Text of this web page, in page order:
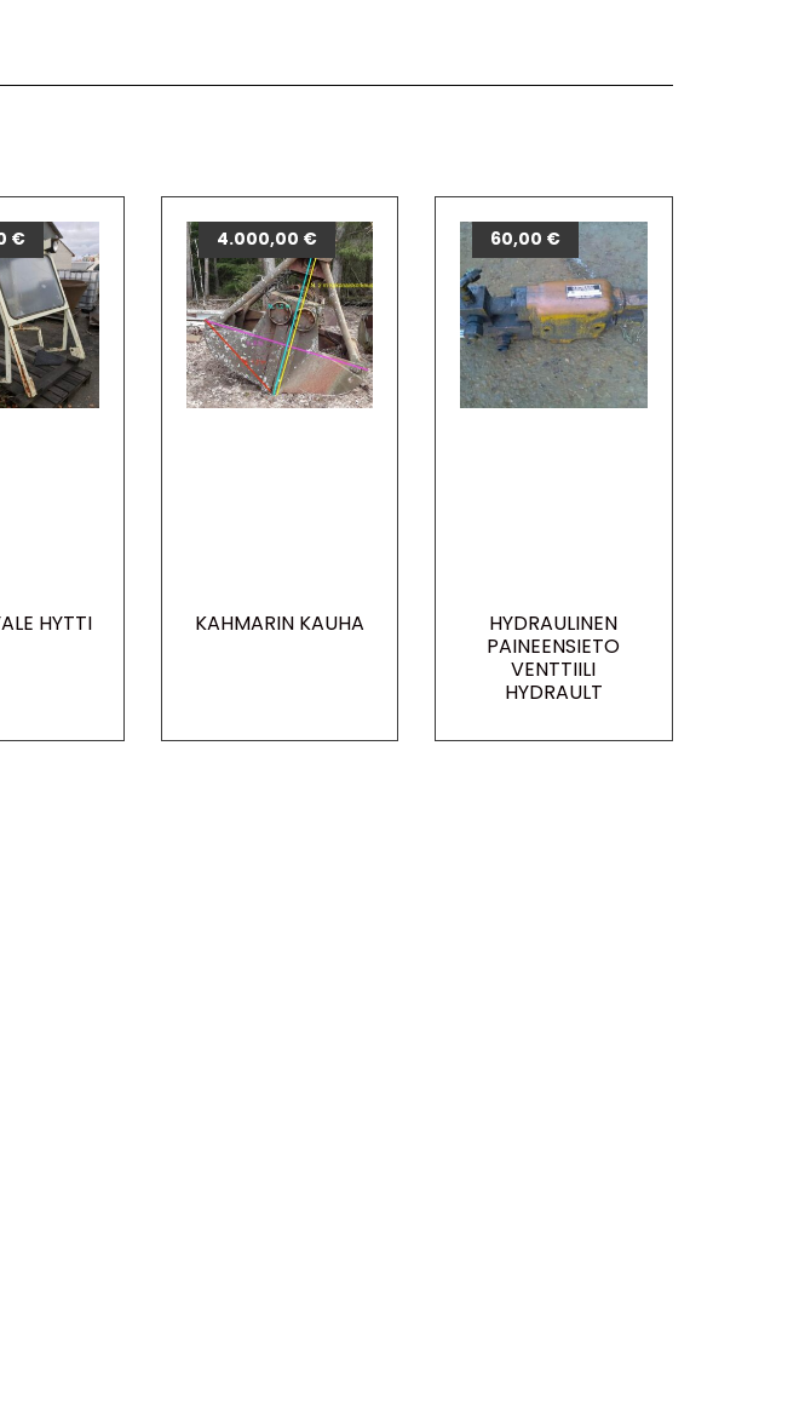
HYTTI
€
KAHMARIN KAUHA
4.000,00 €
HYDRAULINEN
PAINEENSIETO
VENTTIILI
HYDRAULT
60,00 €